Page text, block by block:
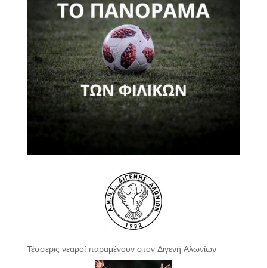
Τέσσερις νεαροί παραμένουν στον Διγενή Αλωνίων